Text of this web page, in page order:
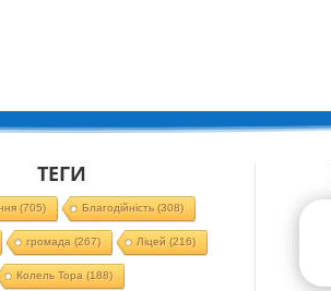
ТЕГИ
(705) Благодійність (308)
громада (267) Ліцей (216)
Колель Тора (188)